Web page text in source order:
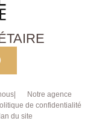
Notre agence
de confidentialité
du site